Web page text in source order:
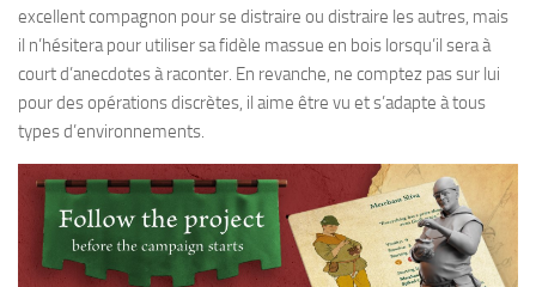
excellent compagnon pour se distraire ou distraire les autres, mais
il n’hésitera pour utiliser sa fidèle massue en bois lorsqu’il sera à
court d’anecdotes à raconter. En revanche, ne comptez pas sur lui
pour des opérations discrètes, il aime être vu et s’adapte à tous
types d’environnements.